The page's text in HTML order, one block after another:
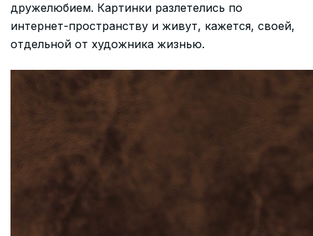
дружелюбием. Картинки разлетелись по
интернет-пространству и живут, кажется, своей,
отдельной от художника жизнью.